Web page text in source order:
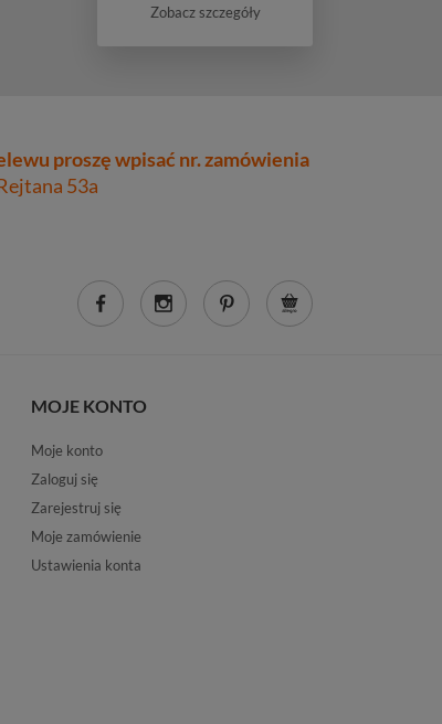
Zobacz szczegóły
proszę wpisać nr. zamówienia
53a
MOJE KONTO
Moje konto
Zaloguj się
Zarejestruj się
Moje zamówienie
Ustawienia konta